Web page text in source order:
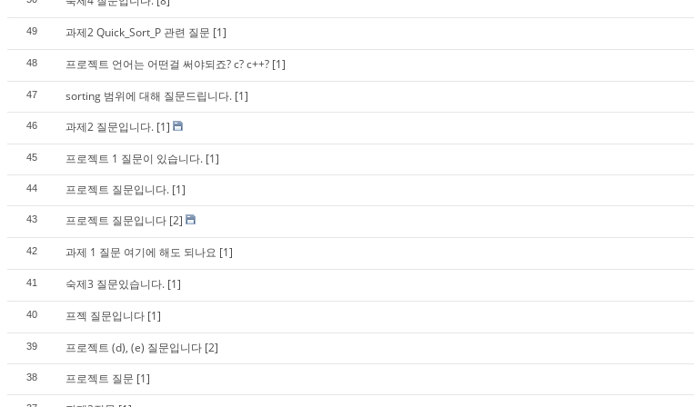
49 과제2 Quick_Sort_P 관련 질문 [1]
48 프로젝트 언어는 어떤걸 써야되죠? c? c++? [1]
47 sorting 범위에 대해 질문드립니다. [1]
46 과제2 질문입니다. [1]
45 프로젝트 1 질문이 있습니다. [1]
44 프로젝트 질문입니다. [1]
43 프로젝트 질문입니다 [2]
42 과제 1 질문 여기에 해도 되나요 [1]
41 숙제3 질문있습니다. [1]
40 프젝 질문입니다 [1]
39 프로젝트 (d), (e) 질문입니다 [2]
38 프로젝트 질문 [1]